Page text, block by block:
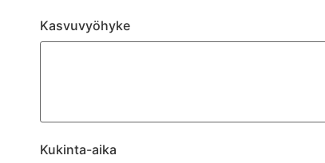
Kasvuvyöhyke
Kukinta-aika